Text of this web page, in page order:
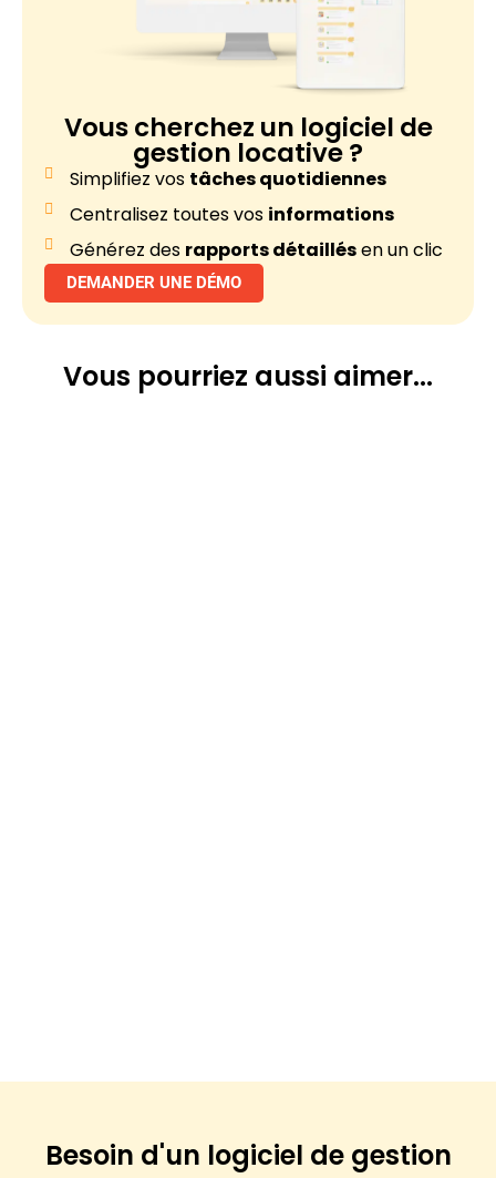
Vous cherchez un logiciel de
gestion locative ?
Simplifiez vos tâches quotidiennes
Centralisez toutes vos informations
Générez des rapports détaillésen un clic
DEMANDER UNE DÉMO
Vous pourriez aussi aimer...
Besoin d'un logiciel de gestion